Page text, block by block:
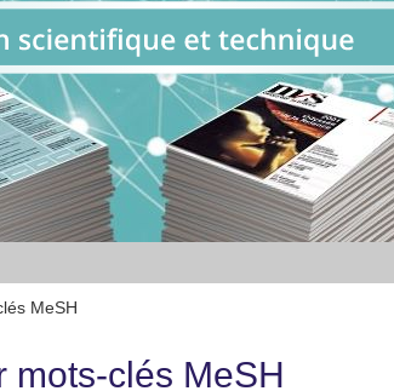
MeSH
mots-clés MeSH